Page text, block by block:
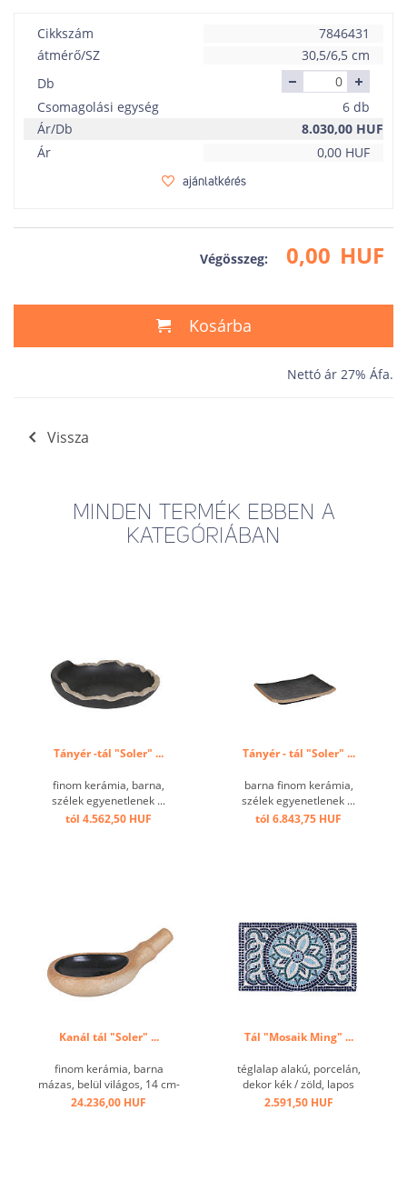
Cikkszám
7846431
átmérő/SZ
30,5/6,5 cm
Db
Csomagolási egység
6 db
Ár/Db
8.030,00 HUF
Ár
0,00 HUF
ajánlatkérés
Végösszeg: 0,00 HUF
Kosárba
Nettó ár 27% Áfa.
Vissza
MINDEN TERMÉK EBBEN A
KATEGÓRIÁBAN
Tányér -tál "Soler" ...
finom kerámia, barna,
szélek egyenetlenek ...
tól 4.562,50 HUF
Tányér - tál "Soler" ...
barna finom kerámia,
szélek egyenetlenek ...
tól 6.843,75 HUF
Kanál tál "Soler" ...
finom kerámia, barna
mázas, belül világos, 14 cm-
es fogantyúval ...
24.236,00 HUF
Tál "Mosaik Ming" ...
téglalap alakú, porcelán,
dekor kék / zöld, lapos
mozaik mintázattal ...
2.591,50 HUF